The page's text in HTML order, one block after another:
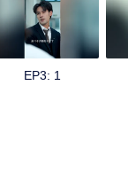
EP3: 1